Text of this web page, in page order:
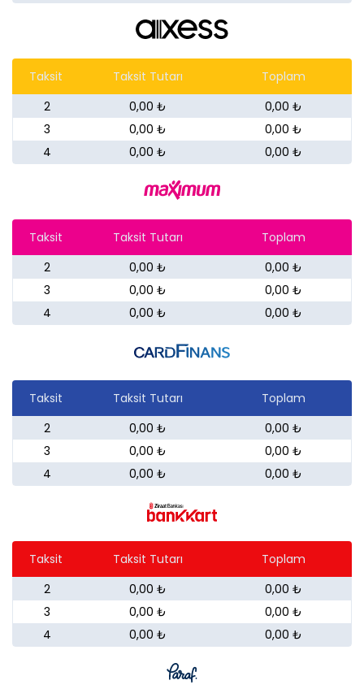
Taksit Taksit Tutarı
Toplam
2
0,00 ₺
0,00 ₺
3
0,00 ₺
0,00 ₺
4
0,00 ₺ 0,00 ₺
Taksit Taksit Tutarı
Toplam
2
0,00 ₺
0,00 ₺
3
0,00 ₺
0,00 ₺
4
0,00 ₺ 0,00 ₺
Taksit Taksit Tutarı
Toplam
2
0,00 ₺
0,00 ₺
3
0,00 ₺
0,00 ₺
4
0,00 ₺ 0,00 ₺
Taksit Taksit Tutarı
Toplam
2
0,00 ₺
0,00 ₺
3
0,00 ₺
0,00 ₺
4
0,00 ₺ 0,00 ₺